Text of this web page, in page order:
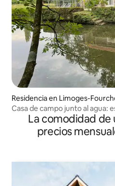
Residencia en Limoges-
Casa de campo junto al agua:
La comodidad de
precios